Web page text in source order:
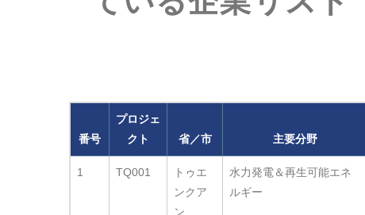
番号
プロジェ
クト
省／市 主要分野
1 TQ001
トゥエ
ンクア
ン
水力発電＆再生可能エネ
ルギー